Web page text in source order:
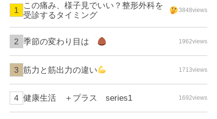
この痛み、様子見でいい？整形外科を
受診するタイミング
3848views
季節の変わり目は 1962views
筋力と筋出力の違い 1713views
健康生活 ＋プラス series1 1692views